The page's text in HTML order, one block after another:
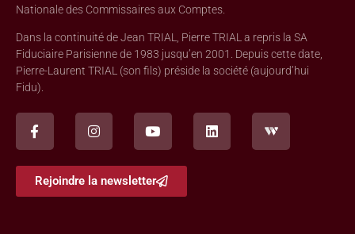
Nationale des Commissaires aux Comptes.
Dans la continuité de Jean TRIAL, Pierre TRIAL a repris la SA
Fiduciaire Parisienne de 1983 jusqu’en 2001. Depuis cette date,
Pierre-Laurent TRIAL (son fils) préside la société (aujourd’hui
Fidu).
Rejoindre la newsletter